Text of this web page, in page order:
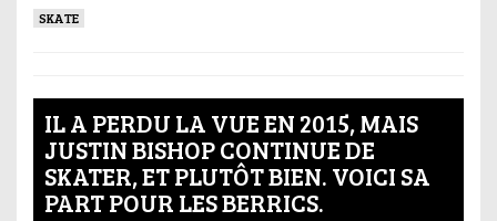
SKATE
IL A PERDU LA VUE EN 2015, MAIS
JUSTIN BISHOP CONTINUE DE
SKATER, ET PLUTÔT BIEN. VOICI SA
PART POUR LES BERRICS.